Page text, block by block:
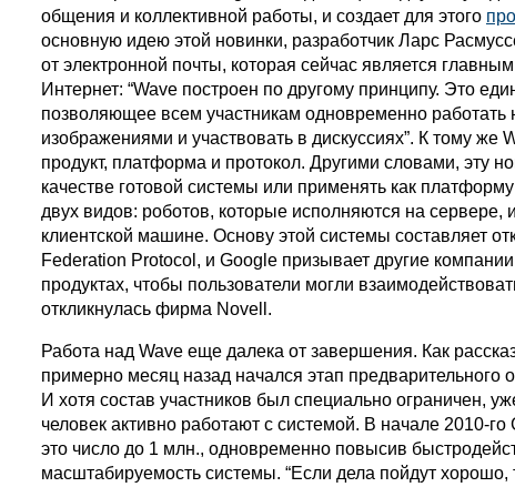
общения и коллективной работы, и создает для этого
основную идею этой новинки, разработчик Ларс
от электронной почты, которая сейчас является
Интернет: “Wave построен по другому принципу. Это
позволяющее всем участникам одновременно работать
изображениями и участвовать в дискуссиях”. К тому же
продукт, платформа и протокол. Другими словами, эту
качестве готовой системы или применять как
двух видов: роботов, которые исполняются на сервере,
клиентской машине. Основу этой системы составляет
Federation Protocol, и Google призывает другие
продуктах, чтобы пользователи могли
откликнулась фирма Novell.
Работа над Wave еще далека от завершения. Как
примерно месяц назад начался этап предварительного
И хотя состав участников был специально ограничен,
человек активно работают с системой. В начале 2010-го
это число до 1 млн., одновременно повысив
масштабируемость системы. “Если дела пойдут